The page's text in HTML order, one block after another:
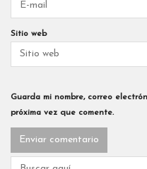
Sitio web
Guarda mi nombre, correo
próxima vez que comente.